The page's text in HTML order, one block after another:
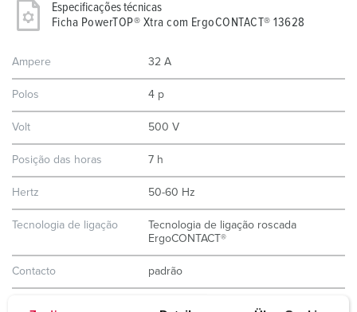
Especificações técnicas
Ficha PowerTOP® Xtra com ErgoCONTACT® 13628
Ampere 32 A
Polos 4 p
Volt 500 V
Posição das horas 7 h
Hertz 50-60 Hz
Tecnologia de ligação
Tecnologia de ligação roscada
ErgoCONTACT®
Contacto padrão